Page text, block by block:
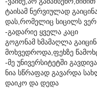
ტაისამ ნერვიულად
დას,რომელიც სიცილს ვერ
-გადარიე ყველა კაცი
გოგონამ ხმამაღლა
მოხვედროდა,ფეხზე
-მე უნივერსიტეტში
ნია სწრაფად გავარდა
დაიკო და დედა